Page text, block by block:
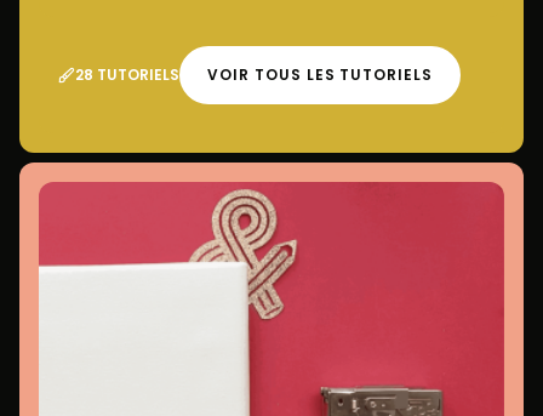
28 TUTORIELS VOIR TOUS LES TUTORIELS